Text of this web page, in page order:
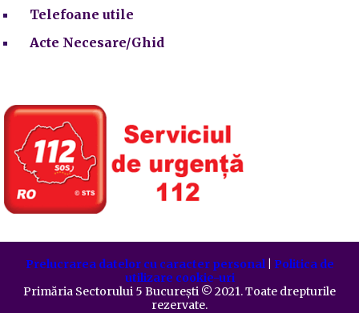
Telefoane utile
Acte Necesare/Ghid
Prelucrarea datelor cu caracter personal| Politica de
utilizare cookie-uri
Primăria Sectorului 5 București ©️ 2021. Toate drepturile
rezervate.